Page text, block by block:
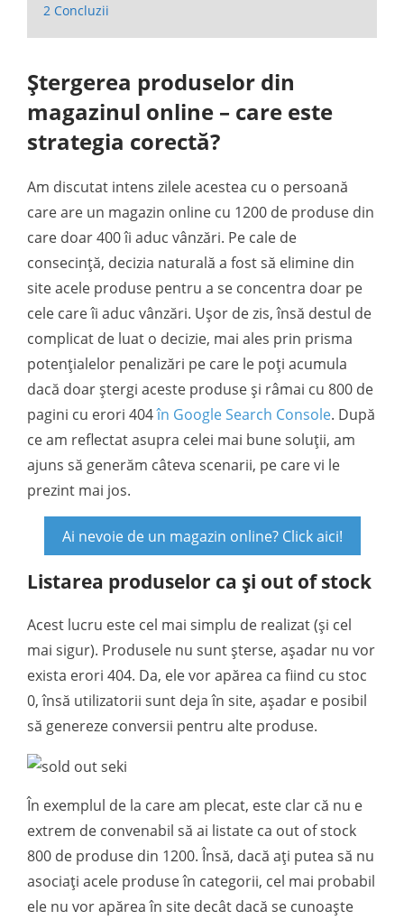
2 Concluzii
Ștergerea produselor din
magazinul online – care este
strategia corectă?
Am discutat intens zilele acestea cu o persoană
care are un magazin online cu 1200 de produse din
care doar 400 îi aduc vânzări. Pe cale de
consecință, decizia naturală a fost să elimine din
site acele produse pentru a se concentra doar pe
cele care îi aduc vânzări. Ușor de zis, însă destul de
complicat de luat o decizie, mai ales prin prisma
potențialelor penalizări pe care le poți acumula
dacă doar ștergi aceste produse și râmai cu 800 de
pagini cu erori 404în Google Search Console. După
ce am reflectat asupra celei mai bune soluții, am
ajuns să generăm câteva scenarii, pe care vi le
prezint mai jos.
Ai nevoie de un magazin online? Click aici!
Listarea produselor ca și out of stock
Acest lucru este cel mai simplu de realizat (și cel
mai sigur). Produsele nu sunt șterse, așadar nu vor
exista erori 404. Da, ele vor apărea ca fiind cu stoc
0, însă utilizatorii sunt deja în site, așadar e posibil
să genereze conversii pentru alte produse.
În exemplul de la care am plecat, este clar că nu e
extrem de convenabil să ai listate ca out of stock
800 de produse din 1200. Însă, dacă ați putea să nu
asociați acele produse în categorii, cel mai probabil
ele nu vor apărea în site decât dacă se cunoaște